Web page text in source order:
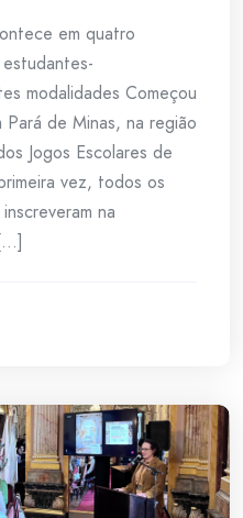
em quatro
modalidades Começou
de Minas, na região
Jogos Escolares de
vez, todos os
na